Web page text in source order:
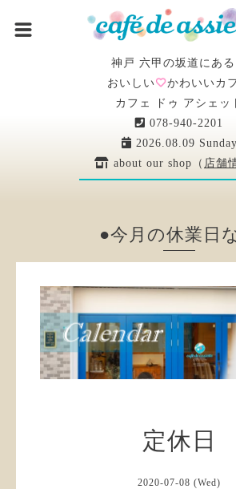
神戸 六甲の坂道にある
おいしい
かわいいカ
カフェ ドゥ アシェッ
078-940-2201
2026.08.09 Sunday
about our shop（ 店舗
●今月の休業日
定休日
2020-07-08 (Wed)